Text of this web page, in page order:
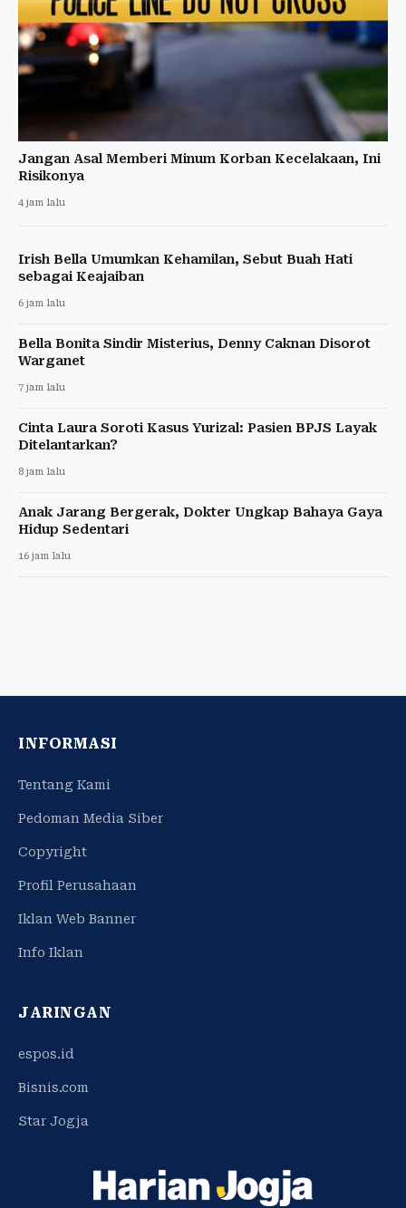
Jangan Asal Memberi Minum Korban Kecelakaan, Ini
Risikonya
4 jam lalu
Irish Bella Umumkan Kehamilan, Sebut Buah Hati
sebagai Keajaiban
6 jam lalu
Bella Bonita Sindir Misterius, Denny Caknan Disorot
Warganet
7 jam lalu
Cinta Laura Soroti Kasus Yurizal: Pasien BPJS Layak
Ditelantarkan?
8 jam lalu
Anak Jarang Bergerak, Dokter Ungkap Bahaya Gaya
Hidup Sedentari
16 jam lalu
INFORMASI
Tentang Kami
Pedoman Media Siber
Copyright
Profil Perusahaan
Iklan Web Banner
Info Iklan
JARINGAN
espos.id
Bisnis.com
Star Jogja